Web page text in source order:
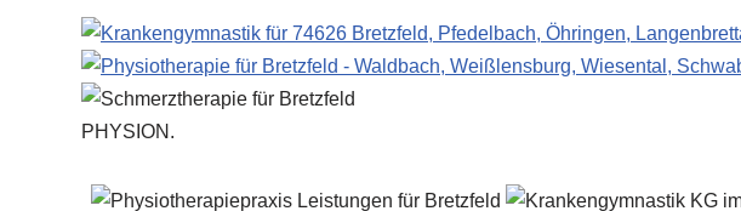
PHYSION.